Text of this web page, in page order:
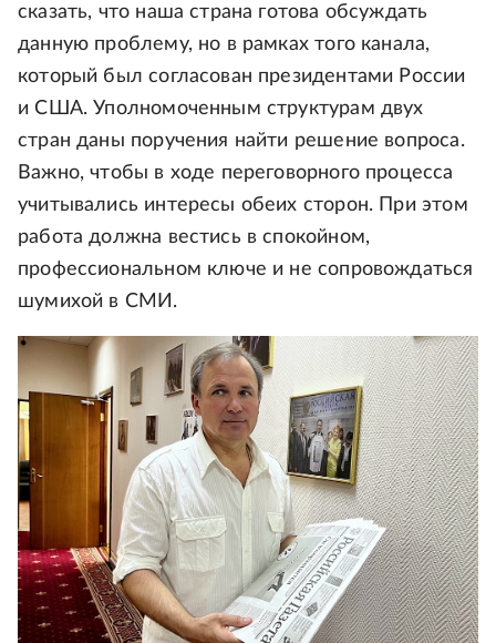
сказать, что наша страна готова обсуждать
данную проблему, но в рамках того канала,
который был согласован президентами России
и США. Уполномоченным структурам двух
стран даны поручения найти решение вопроса.
Важно, чтобы в ходе переговорного процесса
учитывались интересы обеих сторон. При этом
работа должна вестись в спокойном,
профессиональном ключе и не сопровождаться
шумихой в СМИ.